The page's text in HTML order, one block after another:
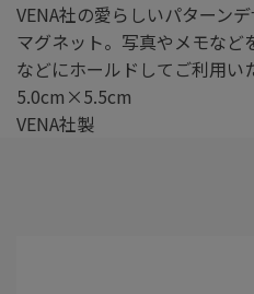
VENA社の愛らしいパターン
マグネット。写真やメモなど
などにホールドしてご利用い
5.0cm×5.5cm
VENA社製